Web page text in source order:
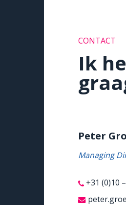
CONTACT
Ik
Peter
Managing
+31 (0)10